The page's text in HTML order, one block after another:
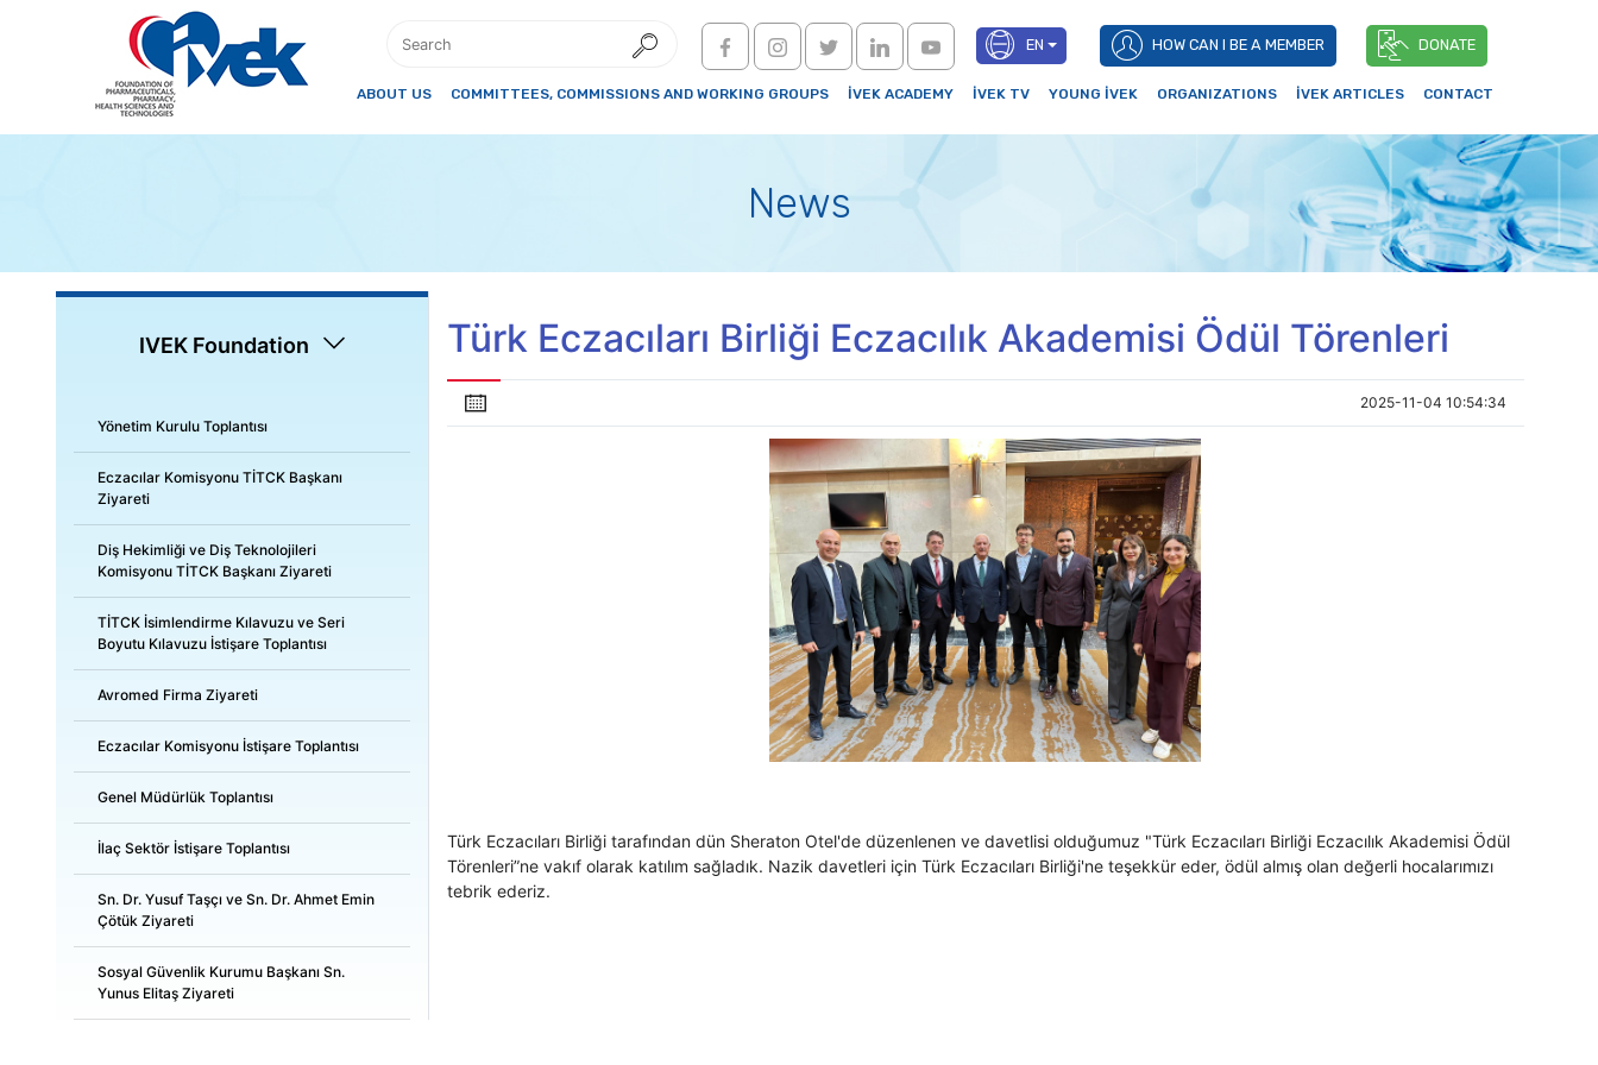
EN HOW CAN I BE A MEMBER DONATE
ABOUT US COMMITTEES, COMMISSIONS AND WORKING GROUPS İVEK ACADEMY İVEK TV YOUNG İVEK ORGANIZATIONS İVEK ARTICLES CONTACT
News
IVEK Foundation
Yönetim Kurulu Toplantısı
Eczacılar Komisyonu TİTCK Başkanı
Ziyareti
Diş Hekimliği ve Diş Teknolojileri
Komisyonu TİTCK Başkanı Ziyareti
TİTCK İsimlendirme Kılavuzu ve Seri
Boyutu Kılavuzu İstişare Toplantısı
Avromed Firma Ziyareti
Eczacılar Komisyonu İstişare Toplantısı
Genel Müdürlük Toplantısı
İlaç Sektör İstişare Toplantısı
Sn. Dr. Yusuf Taşçı ve Sn. Dr. Ahmet Emin
Çötük Ziyareti
Sosyal Güvenlik Kurumu Başkanı Sn.
Yunus Elitaş Ziyareti
Türk Eczacıları Birliği Eczacılık Akademisi Ödül Törenleri
2025-11-04 10:54:34
Türk Eczacıları Birliği tarafından dün Sheraton Otel'de düzenlenen ve davetlisi olduğumuz "Türk Eczacıları Birliği Eczacılık Akademisi Ödül
Törenleri”ne vakıf olarak katılım sağladık. Nazik davetleri için Türk Eczacıları Birliği'ne teşekkür eder, ödül almış olan değerli hocalarımızı
tebrik ederiz.